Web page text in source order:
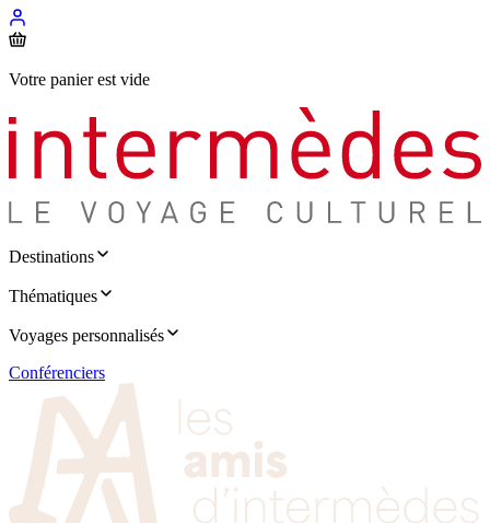
Votre panier est vide
Destinations
Thématiques
Voyages personnalisés
Conférenciers